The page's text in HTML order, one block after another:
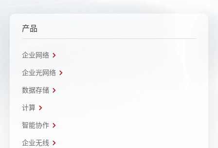
产品
企业网络
企业光网络
数据存储
计算
智能协作
企业无线